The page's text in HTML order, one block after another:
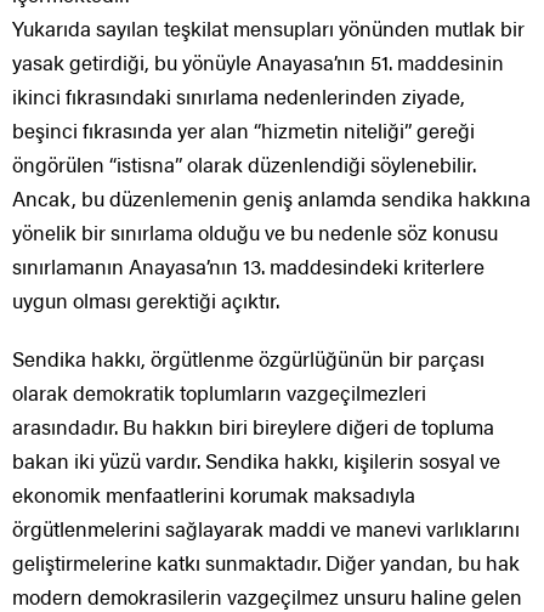
Yukarıda sayılan teşkilat mensupları yönünden mutlak bir
yasak getirdiği, bu yönüyle Anayasa’nın 51. maddesinin
ikinci fıkrasındaki sınırlama nedenlerinden ziyade,
beşinci fıkrasında yer alan “hizmetin niteliği” gereği
öngörülen “istisna” olarak düzenlendiği söylenebilir.
Ancak, bu düzenlemenin geniş anlamda sendika hakkına
yönelik bir sınırlama olduğu ve bu nedenle söz konusu
sınırlamanın Anayasa’nın 13. maddesindeki kriterlere
uygun olması gerektiği açıktır.
Sendika hakkı, örgütlenme özgürlüğünün bir parçası
olarak demokratik toplumların vazgeçilmezleri
arasındadır. Bu hakkın biri bireylere diğeri de topluma
bakan iki yüzü vardır. Sendika hakkı, kişilerin sosyal ve
ekonomik menfaatlerini korumak maksadıyla
örgütlenmelerini sağlayarak maddi ve manevi varlıklarını
geliştirmelerine katkı sunmaktadır. Diğer yandan, bu hak
modern demokrasilerin vazgeçilmez unsuru haline gelen